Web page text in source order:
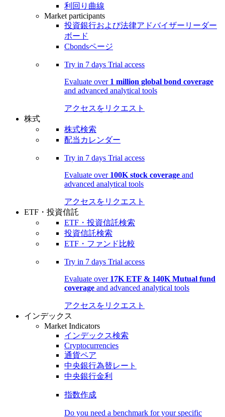
利回り曲線
Market participants
投資銀行および法律アドバイザーリーダー
ボード
Cbondsページ
Try in 7 days Trial access
Evaluate over 1 million global bond coverage
and advanced analytical tools
アクセスをリクエスト
株式
株式検索
配当カレンダー
Try in 7 days Trial access
Evaluate over 100K stock coverage and
advanced analytical tools
アクセスをリクエスト
ETF・投資信託
ETF・投資信託検索
投資信託検索
ETF・ファンド比較
Try in 7 days Trial access
Evaluate over 17K ETF & 140K Mutual fund
coverage and advanced analytical tools
アクセスをリクエスト
インデックス
Market Indicators
インデックス検索
Cryptocurrencies
通貨ペア
中央銀行為替レート
中央銀行金利
指数作成
Do you need a benchmark for your specific